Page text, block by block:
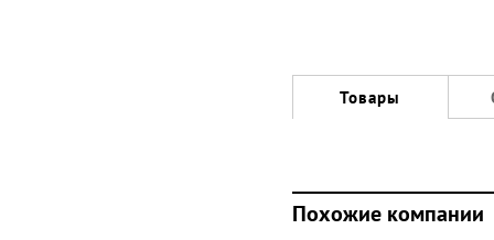
Товары
Похожие компании